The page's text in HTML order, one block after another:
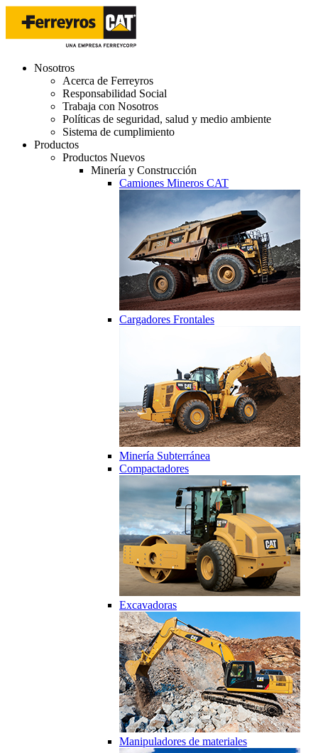
Nosotros
Acerca de Ferreyros
Responsabilidad Social
Trabaja con Nosotros
Políticas de seguridad, salud y medio ambiente
Sistema de cumplimiento
Productos
Productos Nuevos
Minería y Construcción
Camiones Mineros CAT
Cargadores Frontales
Minería Subterránea
Compactadores
Excavadoras
Manipuladores de materiales